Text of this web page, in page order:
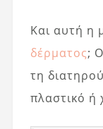
Και αυτή η
δέρματος;
τη
πλαστικό ή